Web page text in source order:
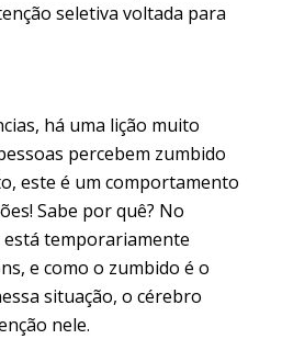
seletiva voltada para
há uma lição muito
percebem zumbido
este é um comportamento
Sabe por quê? No
está temporariamente
e como o zumbido é o
situação, o cérebro
nele.